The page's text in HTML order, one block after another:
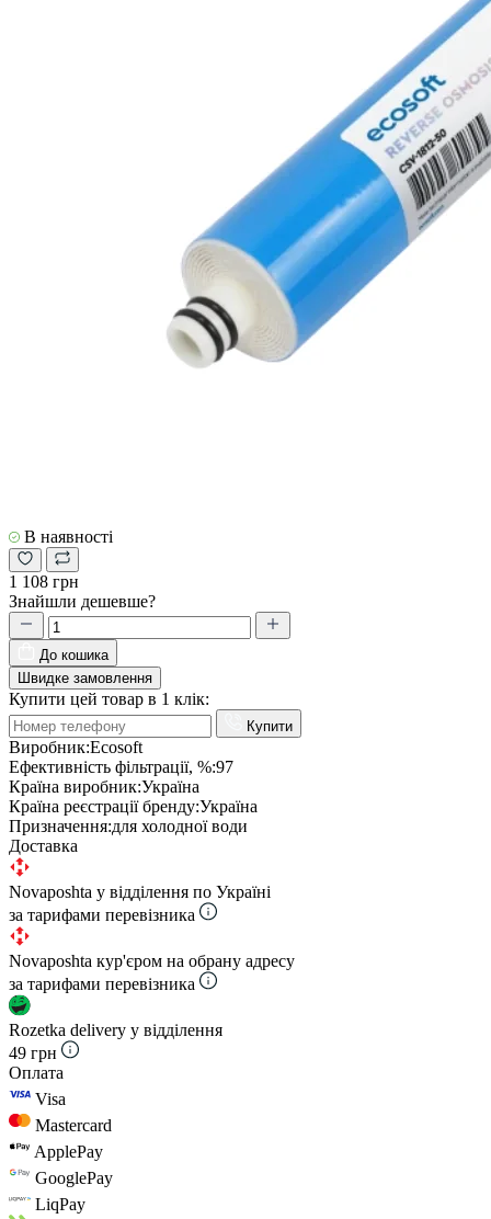
В наявності
1 108 грн
Знайшли дешевше?
До кошика
Швидке замовлення
Купити цей товар в 1 клік:
Купити
Виробник:Ecosoft
Ефективність фільтрації, %:97
Країна виробник:Україна
Країна реєстрації бренду:Україна
Призначення:для холодної води
Доставка
Novaposhta у відділення по Україні
за тарифами перевізника
Novaposhta кур'єром на обрану адресу
за тарифами перевізника
Rozetka delivery у відділення
49 грн
Оплата
Visa
Mastercard
ApplePay
GooglePay
LiqPay